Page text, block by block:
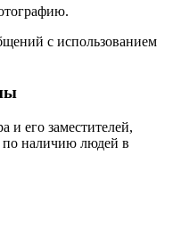
с использованием
и его заместителей,
по наличию людей в